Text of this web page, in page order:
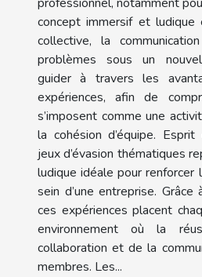
concept immersif et ludique
collective, la
problèmes sous un
guider à travers les
expériences, afin de
s’imposent comme une
la cohésion d’équipe. Esprit
jeux d’évasion thématiques
ludique idéale pour renforcer
sein d’une entreprise.
ces expériences placent
environnement où la
collaboration et de la
membres. Les...